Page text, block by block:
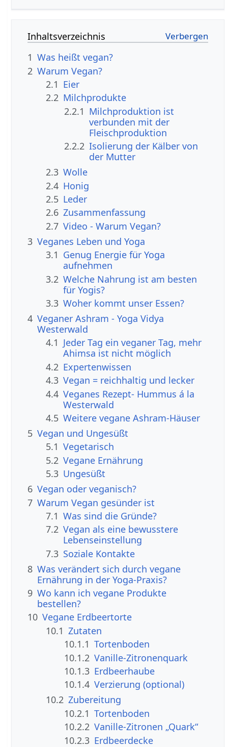
Inhaltsverzeichnis
1 Was heißt vegan?
2 Warum Vegan?
2.1 Eier
2.2 Milchprodukte
2.2.1 Milchproduktion ist
verbunden mit der
Fleischproduktion
2.2.2 Isolierung der Kälber von
der Mutter
2.3 Wolle
2.4 Honig
2.5 Leder
2.6 Zusammenfassung
2.7 Video - Warum Vegan?
3 Veganes Leben und Yoga
3.1 Genug Energie für Yoga
aufnehmen
3.2 Welche Nahrung ist am besten
für Yogis?
3.3 Woher kommt unser Essen?
4 Veganer Ashram - Yoga Vidya
Westerwald
4.1 Jeder Tag ein veganer Tag, mehr
Ahimsa ist nicht möglich
4.2 Expertenwissen
4.3 Vegan = reichhaltig und lecker
4.4 Veganes Rezept- Hummus á la
Westerwald
4.5 Weitere vegane Ashram-Häuser
5 Vegan und Ungesüßt
5.1 Vegetarisch
5.2 Vegane Ernährung
5.3 Ungesüßt
6 Vegan oder veganisch?
7 Warum Vegan gesünder ist
7.1 Was sind die Gründe?
7.2 Vegan als eine bewusstere
Lebenseinstellung
7.3 Soziale Kontakte
8 Was verändert sich durch vegane
Ernährung in der Yoga-Praxis?
9 Wo kann ich vegane Produkte
bestellen?
10 Vegane Erdbeertorte
10.1 Zutaten
10.1.1 Tortenboden
10.1.2 Vanille-Zitronenquark
10.1.3 Erdbeerhaube
10.1.4 Verzierung (optional)
10.2 Zubereitung
10.2.1 Tortenboden
10.2.2 Vanille-Zitronen „Quark“
10.2.3 Erdbeerdecke